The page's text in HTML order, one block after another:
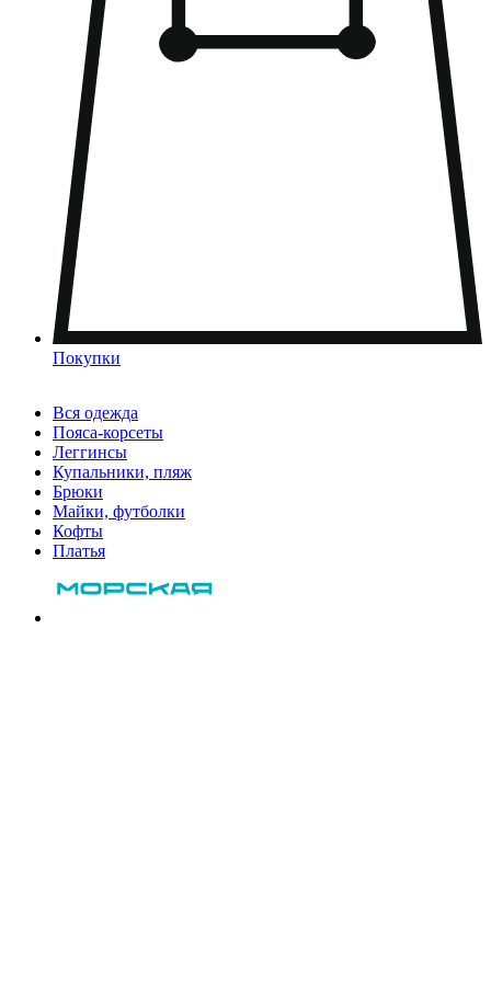
Покупки
Вся одежда
Пояса-корсеты
Леггинсы
Купальники, пляж
Брюки
Майки, футболки
Кофты
Платья